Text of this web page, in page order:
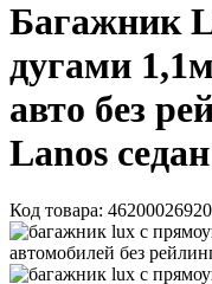
Багажник
дугами
авто без
Lanos
Код товара: